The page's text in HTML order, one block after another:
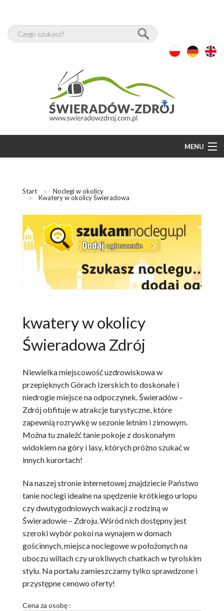
MENU
BAZA NOCLEGÓW
WOLNE POKOJE
ATRAKCJE
AKTYWNIE
PAKIETY
USŁUGI DLA TURYSTY
OGŁOSZENIA
GALERIA
ARTYKUŁY O ŚWIERADOWIE
Start
Noclegi w okolicy
Kwatery w okolicy Świeradowa
kwatery w okolicy
Świeradowa Zdrój
Niewielka miejscowość uzdrowiskowa w
przepięknych Górach Izerskich to doskonałe i
niedrogie miejsce na odpoczynek. Świeradów –
Zdrój obfituje w atrakcje turystyczne, które
zapewnią rozrywkę w sezonie letnim i zimowym.
Można tu znaleźć tanie pokoje z doskonałym
widokiem na góry i lasy, których próżno szukać w
innych kurortach!
Na naszej stronie internetowej znajdziecie Państwo
tanie noclegi idealne na spędzenie krótkiego urlopu
czy dwutygodniowych wakacji z rodziną w
Świeradowie – Zdroju. Wśród nich dostępny jest
szeroki wybór pokoi na wynajem w domach
gościnnych, miejsca noclegowe w położonych na
uboczu willach czy urokliwych chatkach w tyrolskim
stylu. Na portalu zamieszczamy tylko sprawdzone i
przystępne cenowo oferty!
Cena za osobę :